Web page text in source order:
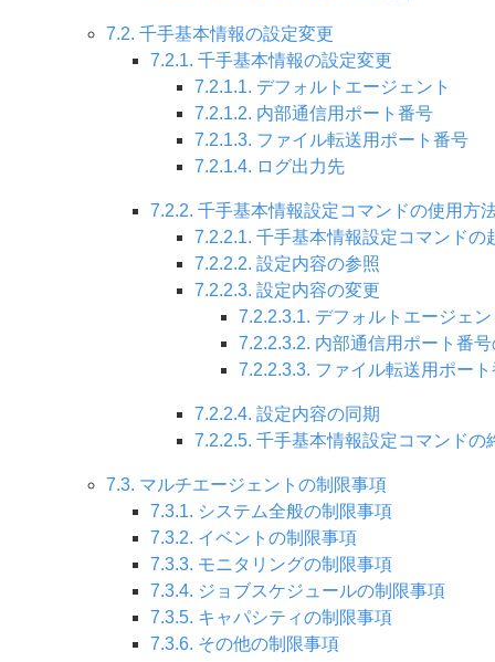
7.2. 千手基本情報の設定変更
7.2.1. 千手基本情報の設定変更
7.2.1.1. デフォルトエージェント
7.2.1.2. 内部通信用ポート番号
7.2.1.3. ファイル転送用ポート番号
7.2.1.4. ログ出力先
7.2.2. 千手基本情報設定コマンドの使用方
7.2.2.1. 千手基本情報設定コマンドの
7.2.2.2. 設定内容の参照
7.2.2.3. 設定内容の変更
7.2.2.3.1. デフォルトエージェ
7.2.2.3.2. 内部通信用ポート番
7.2.2.3.3. ファイル転送用ポー
7.2.2.4. 設定内容の同期
7.2.2.5. 千手基本情報設定コマンドの
7.3. マルチエージェントの制限事項
7.3.1. システム全般の制限事項
7.3.2. イベントの制限事項
7.3.3. モニタリングの制限事項
7.3.4. ジョブスケジュールの制限事項
7.3.5. キャパシティの制限事項
7.3.6. その他の制限事項